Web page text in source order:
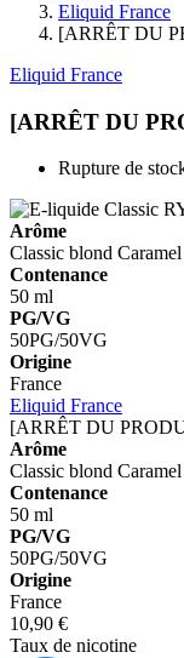
Eliquid France
[ARRÊT DU
Eliquid France
[ARRÊT DU
Rupture de
Arôme
Classic blond Caramel
Contenance
50 ml
PG/VG
50PG/50VG
Origine
France
Eliquid France
[ARRÊT DU
Arôme
Classic blond Caramel
Contenance
50 ml
PG/VG
50PG/50VG
Origine
France
10,90 €
Taux de nicotine